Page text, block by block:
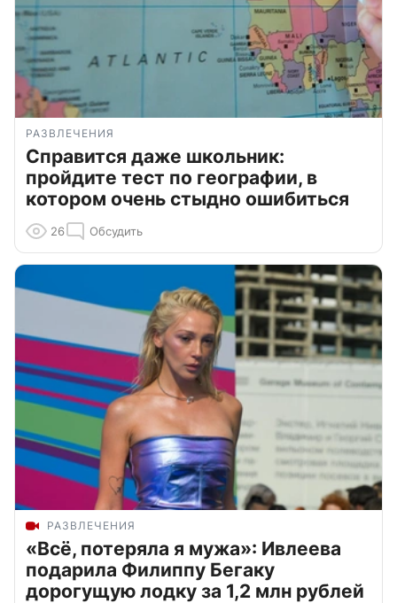
РАЗВЛЕЧЕНИЯ
Справится даже школьник:
пройдите тест по географии, в
котором очень стыдно ошибиться
26 Обсудить
РАЗВЛЕЧЕНИЯ
«Всё, потеряла я мужа»: Ивлеева
подарила Филиппу Бегаку
дорогущую лодку за 1,2 млн рублей